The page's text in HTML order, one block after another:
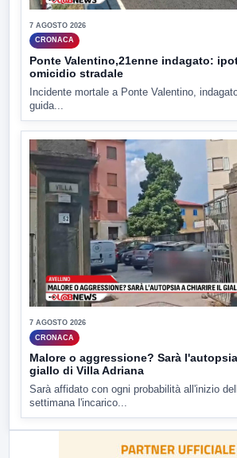
7 AGOSTO 2026
CRONACA
Ponte Valentino,21enne indagato:
omicidio stradale
Incidente mortale a Ponte Valentino,
guida...
7 AGOSTO 2026
CRONACA
Malore o aggressione? Sarà
giallo di Villa Adriana
Sarà affidato con ogni probabilità all'inizio
settimana l'incarico...